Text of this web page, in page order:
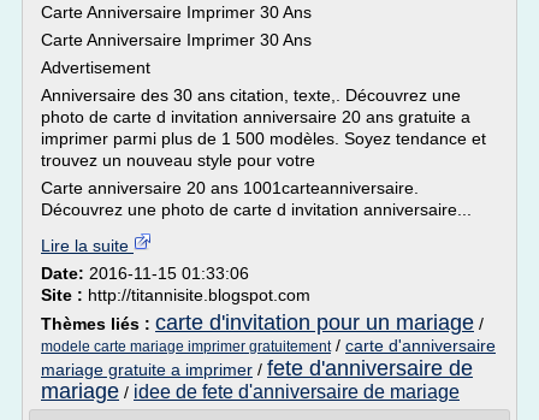
Carte Anniversaire Imprimer 30 Ans
Carte Anniversaire Imprimer 30 Ans
Advertisement
Anniversaire des 30 ans citation, texte,. Découvrez une
photo de carte d invitation anniversaire 20 ans gratuite a
imprimer parmi plus de 1 500 modèles. Soyez tendance et
trouvez un nouveau style pour votre
Carte anniversaire 20 ans 1001carteanniversaire.
Découvrez une photo de carte d invitation anniversaire...
Lire la suite
Date: 2016-11-15 01:33:06
Site : http://titannisite.blogspot.com
Thèmes liés : carte d'invitation pour un mariage /
modele carte mariage imprimer gratuitement/ carte d'anniversaire
mariage gratuite a imprimer / fete d'anniversaire de
mariage / idee de fete d'anniversaire de mariage